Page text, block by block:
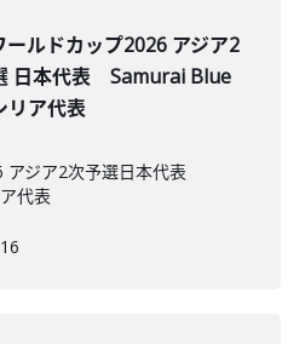
ールドカップ2026 アジア2
日本代表 Samurai Blue
ア代表
アジア2次予選日本代表
代表